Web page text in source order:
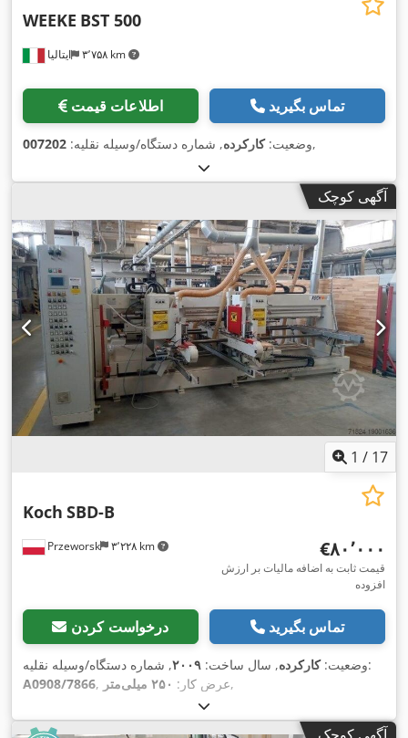
ایتالیا ۳٬۷۵۸ km
WEEKE BST 500
اطلاعات قیمت تماس بگیرید
وضعیت:کارکرده, شماره دستگاه/وسیله نقلیه: 007202 ,
آگهی کوچک
1 / 17
Przeworsk ۳٬۲۲۸ km
Koch SBD-B
‎€۸۰٬۰۰۰
قیمت ثابت به اضافه مالیات بر ارزش
افزوده
درخواست کردن تماس بگیرید
وضعیت:کارکرده, سال ساخت: ۲۰۰۹
, شماره دستگاه/وسیله نقلیه:
A0908/7866
, عرض کار: ۲۵۰ میلی‌متر ,